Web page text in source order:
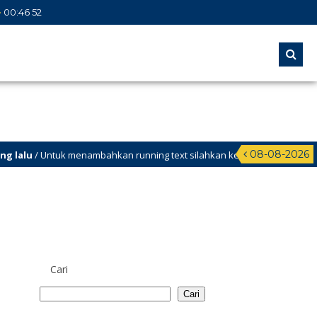
00:4652
08-08-2026
/ Untuk menambahkan running text silahkan ke Dashboard >
Cari
Cari